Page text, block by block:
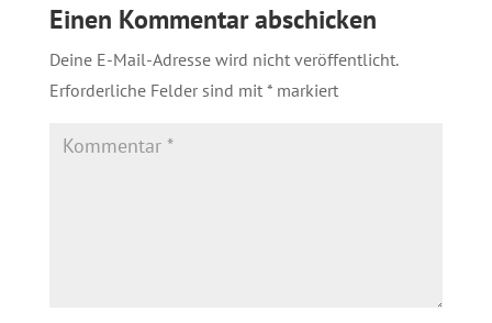
Einen Kommentar abschicken
Deine E-Mail-Adresse wird nicht veröffentlicht.
Erforderliche Felder sind mit *markiert